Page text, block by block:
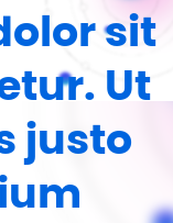
sit
Ut
justo